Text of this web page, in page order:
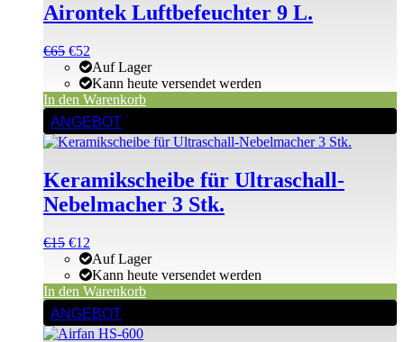
Airontek Luftbefeuchter 9 L.
Ursprünglicher
Preis
war:
€65
€65Aktueller
Preis
ist:
€65.
€52
Auf Lager
Kann heute versendet werden
In den Warenkorb
ANGEBOT
Keramikscheibe für Ultraschall-
Nebelmacher 3 Stk.
Ursprünglicher
Preis
war:
€15
€15Aktueller
Preis
ist:
€15.
€12
Auf Lager
Kann heute versendet werden
In den Warenkorb
ANGEBOT